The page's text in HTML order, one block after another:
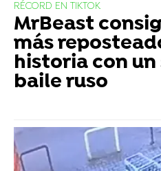
RÉCORD EN TIKTOK
MrBeast
más
historia con
baile ruso